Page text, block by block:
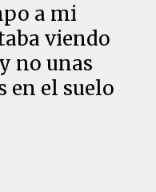
a mi
viendo
no unas
en el suelo